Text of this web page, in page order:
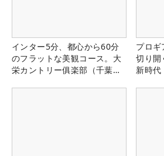
インター5分、都心から60分
のフラットな美観コース。大
栄カントリー俱楽部（千葉
プロギ
切り開
新時代